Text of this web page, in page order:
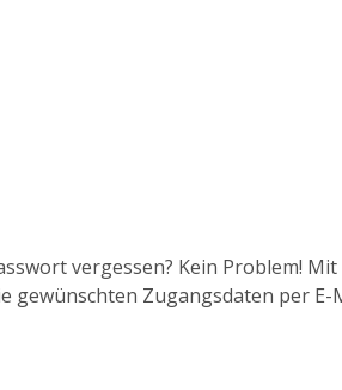
vergessen? Kein Problem!
gewünschten Zugangsdaten per E-